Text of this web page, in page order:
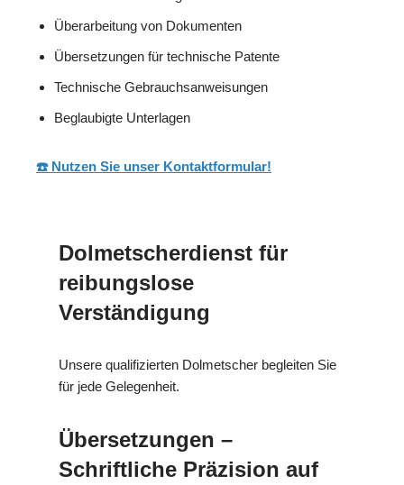
Überarbeitung von Dokumenten
Übersetzungen für technische Patente
Technische Gebrauchsanweisungen
Beglaubigte Unterlagen
☎️ Nutzen Sie unser Kontaktformular!
Dolmetscherdienst für
reibungslose
Verständigung
Unsere qualifizierten Dolmetscher begleiten Sie
für jede Gelegenheit.
Übersetzungen –
Schriftliche Präzision auf